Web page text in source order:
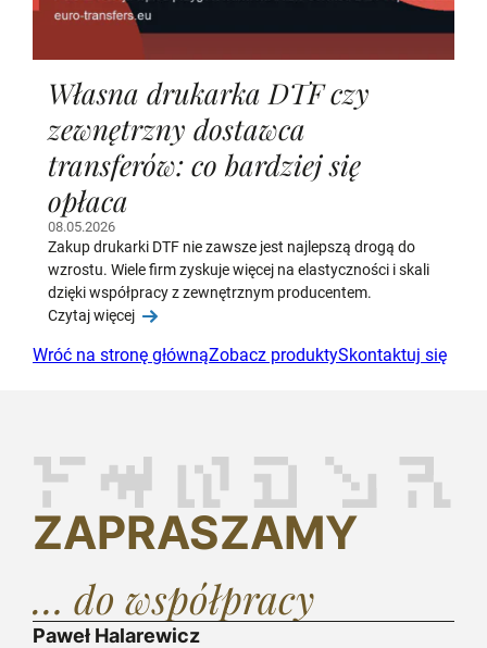
Własna drukarka DTF czy
zewnętrzny dostawca
transferów: co bardziej się
opłaca
08.05.2026
Zakup drukarki DTF nie zawsze jest najlepszą drogą do
wzrostu. Wiele firm zyskuje więcej na elastyczności i skali
dzięki współpracy z zewnętrznym producentem.
Czytaj więcej
Wróć na stronę głównąZobacz produktySkontaktuj się
ZAPRASZAMY
… do współpracy
Paweł Halarewicz